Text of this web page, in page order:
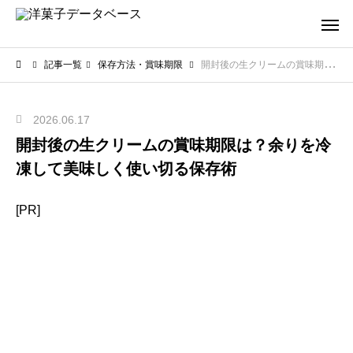
記事一覧 保存方法・賞味期限 開封後の生クリームの賞味期限は？余りを冷凍して美味しく使い切る保存術
2026.06.17
開封後の生クリームの賞味期限は？余りを冷
凍して美味しく使い切る保存術
[PR]